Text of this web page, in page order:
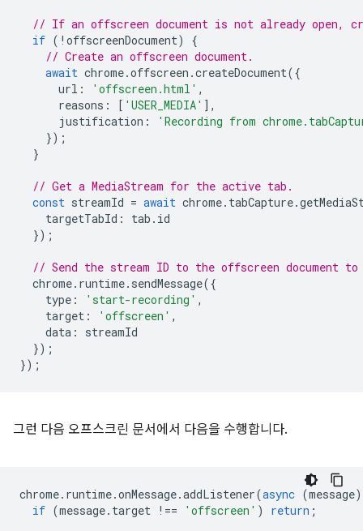
// If an offscreen document is not already open,
if ( ! offscreenDocument)
{
// Create an offscreen document.
await chrome.offscreen .createDocument({
url : 'offscreen.html' ,
reasons : [ 'USER_MEDIA' ],
justification :
'Recording from
});
}
// Get a MediaStream for the active tab.
const streamId = await chrome. tabCapture.
targetTabId : tab . id
});
// Send the stream ID to the offscreen document
chrome. runtime. sendMessage({
type : 'start-recording' ,
target : 'offscreen' ,
data :
streamId
});
});
그런 다음 오프스크린 문서에서 다음을 수행합니다.
chrome. runtime.onMessage.addListener(async (message)
if (message. target !== 'offscreen' ) return ;